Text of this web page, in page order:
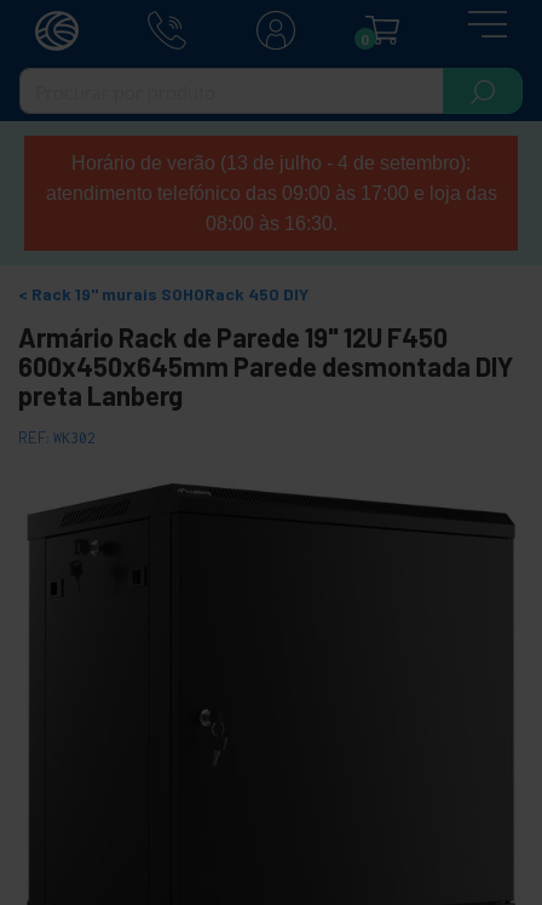
0
Horário de verão (13 de julho - 4 de setembro):
atendimento telefónico das 09:00 às 17:00 e loja das
08:00 às 16:30.
Rack 19" murais SOHORack 450 DIY
Armário Rack de Parede 19" 12U F450
600x450x645mm Parede desmontada DIY
preta Lanberg
REF: WK302